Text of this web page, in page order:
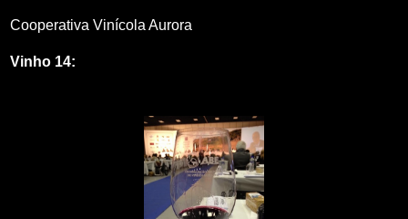
Cooperativa Vinícola Aurora
Vinho 14: